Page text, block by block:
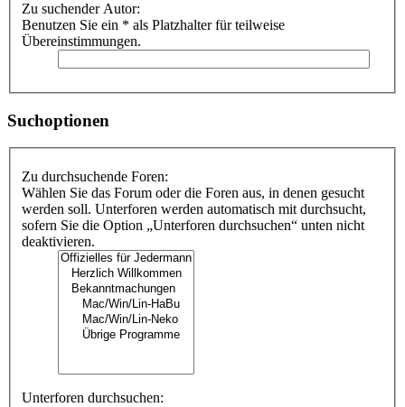
Zu suchender Autor:
Benutzen Sie ein * als Platzhalter für teilweise
Übereinstimmungen.
Suchoptionen
Zu durchsuchende Foren:
Wählen Sie das Forum oder die Foren aus, in denen gesucht
werden soll. Unterforen werden automatisch mit durchsucht,
sofern Sie die Option „Unterforen durchsuchen“ unten nicht
deaktivieren.
Unterforen durchsuchen: